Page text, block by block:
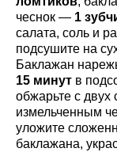
чеснок — 1
салата, соль и
подсушите на
Баклажан
15 минут в
обжарьте с
измельченным
уложите
баклажана,